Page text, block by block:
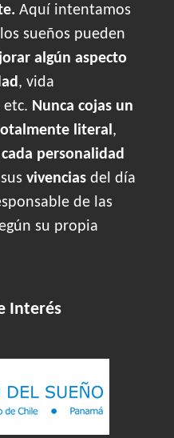
Aquí intentamos
sueños pueden
algún aspecto
, vida
etc. Nunca cojas un
literal,
cada personalidad
vivencias del día
de las
su propia
Interés